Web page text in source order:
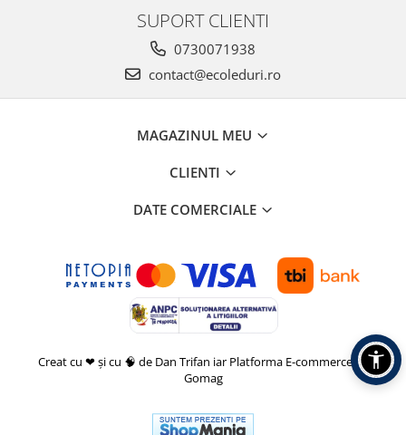
SUPORT CLIENTI
0730071938
contact@ecoleduri.ro
MAGAZINUL MEU
CLIENTI
DATE COMERCIALE
Creat cu ❤ și cu 🧠 de Dan Trifan iar Platforma E-commerce by
Gomag